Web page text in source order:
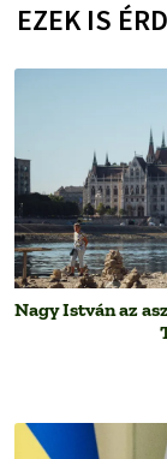
EZEK IS
Nagy István az